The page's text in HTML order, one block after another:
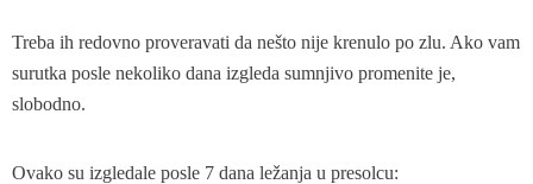
Treba ih redovno proveravati da nešto nije krenulo po zlu. Ako vam
surutka posle nekoliko dana izgleda sumnjivo promenite je,
slobodno.
Ovako su izgledale posle 7 dana ležanja u presolcu: